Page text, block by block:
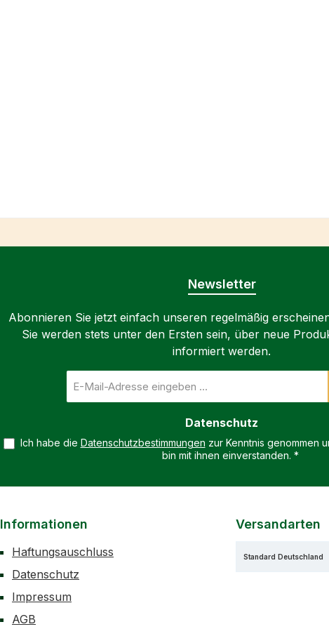
Newsletter
Abonnieren Sie jetzt einfach unseren regelmäßig
Sie werden stets unter den Ersten sein, über neue
informiert werden.
Mail-
Datenschutz
Ich habe die Datenschutzbestimmungen zur Kenntnis genommen
bin mit ihnen einverstanden. *
Informationen
Haftungsauschluss
Datenschutz
Impressum
AGB
Versandarten
Standard Deutschland